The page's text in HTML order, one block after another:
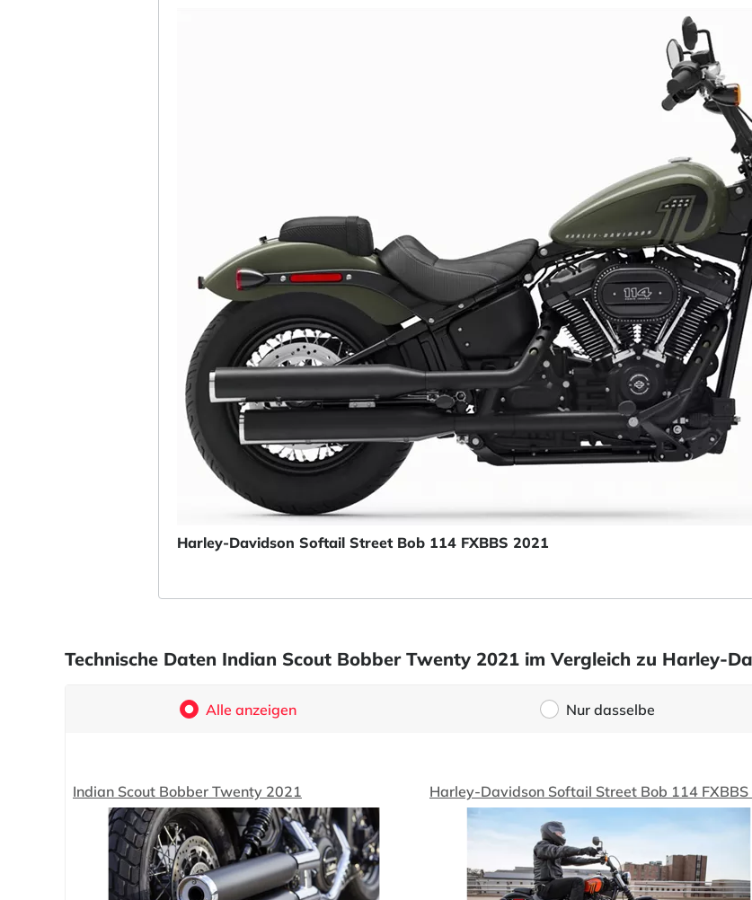
Harley-Davidson Softail Street Bob 114 FXBBS 2021
Technische Daten Indian Scout Bobber Twenty 2021 im Vergleich zu Harley-
Alle anzeigen Nur dasselbe
Indian Scout Bobber Twenty 2021 Harley-Davidson Softail Street Bob 114